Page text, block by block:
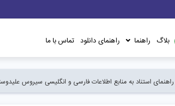
بلاگ راهنما راهنمای دانلود تماس با ما
استناد به منابع اطلاعات فارسی و انگلیسی سیروس